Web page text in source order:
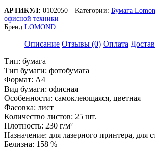
Матовая,
230г/
м2,A4
(21X29,7см)/25л.
струйной
печати
АРТИКУЛ: 0102050 Категории: Бумага
офисной техники
Бренд:LOMOND
Описание Отзывы (0) Оплата
Тип: бумага
Тип бумаги: фотобумага
Формат: A4
Вид бумаги: офисная
Особенности: самоклеющаяся, цветная
Фасовка: лист
Количество листов: 25 шт.
Плотность: 230 г/м²
Назначение: для лазерного принтера, для
Белизна: 158 %